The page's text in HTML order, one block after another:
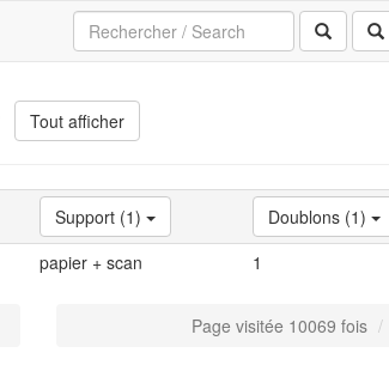
Tout afficher
Support (1) Doublons (1)
papier + scan 1
Page visitée 10069 fois